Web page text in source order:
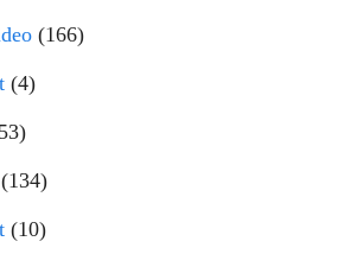
(166)
(4)
(134)
(10)